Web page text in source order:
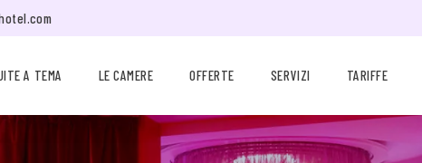
A TEMA LE CAMERE OFFERTE SERVIZI TARIFFE